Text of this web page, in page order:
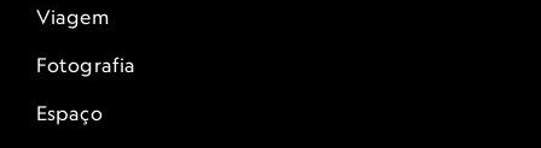
Viagem
Fotografia
Espaço